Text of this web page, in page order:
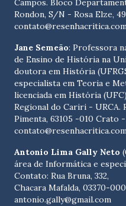
Campos. Bloco
Rondon, S/N - Rosa Elze,
Jane Semeão: Professora
de Ensino de História na
doutora em História
especialista em Teoria e
licenciada em História
Regional do Cariri - URCA.
Pimenta, 63105 -010 Crato -
Antonio Lima Gally Neto
área de Informática e
Contato: Rua Bruna, 332,
Chacara Mafalda, 03370-
antonio.gally@gmail.com